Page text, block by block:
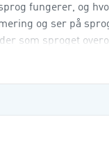
fungerer, og
og ser på
som sproget